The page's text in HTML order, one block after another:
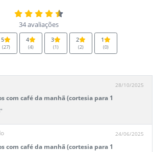
34 avaliações
5
(27)
4
(4)
3
(1)
2
(2)
1
(0)
28/10/2025
com café da manhã (cortesia para 1
24/06/2025
com café da manhã (cortesia para 1